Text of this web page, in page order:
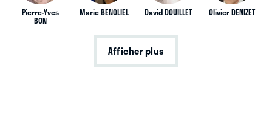
Pierre-Yves
BON
Marie BENOLIEL David DOUILLET Olivier DENIZET
Afficher plus